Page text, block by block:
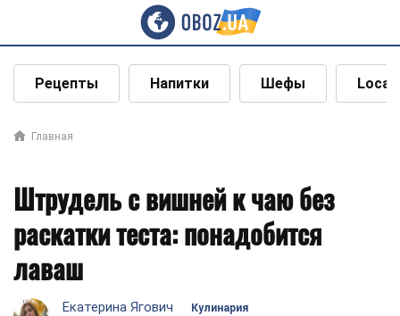
Рецепты Напитки Шефы Local
Главная
Штрудель с вишней к чаю без
раскатки теста: понадобится
лаваш
Екатерина Ягович
Кулинария